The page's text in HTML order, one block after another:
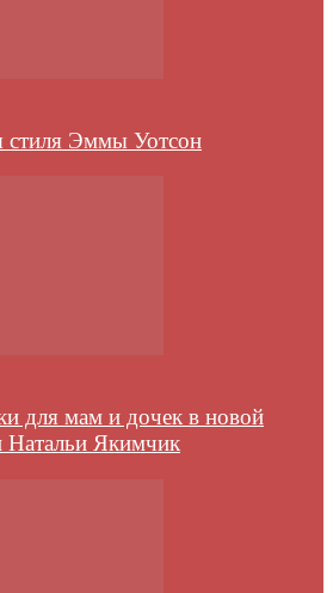
стиля Эммы Уотсон
для мам и дочек в новой
Натальи Якимчик